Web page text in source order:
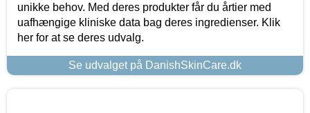
unikke behov. Med deres produkter får du årtier med
uafhængige kliniske data bag deres ingredienser. Klik
her for at se deres udvalg.
Se udvalget på DanishSkinCare.dk